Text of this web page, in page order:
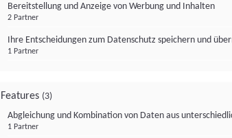
Bereitstellung und Anzeige von Werbung und Inhalten
2 Partner
Ihre Entscheidungen zum Datenschutz speichern und
1 Partner
Features (3)
Abgleichung und Kombination von Daten aus
1 Partner